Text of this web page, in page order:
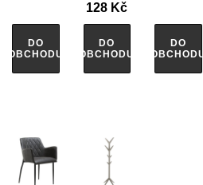
DO
OBCHODU
128 Kč
DO
OBCHODU
DO
OBCHODU